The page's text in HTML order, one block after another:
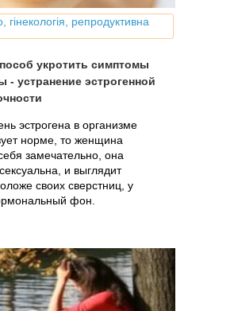
гінекологія, репродуктивна
укротить симптомы
- устранение эстрогенной
эстрогена в организме
норме, то женщина
замечательно, она
и выглядит
своих сверстниц, у
фон.